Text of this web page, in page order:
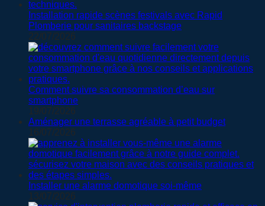
Installation rapide scènes festivals avec Rapid
Plomberie pour sanitaires backstage
22/07/2026
Comment suivre sa consommation d’eau sur
smartphone
19/07/2026
Aménager une terrasse agréable à petit budget
16/07/2026
Installer une alarme domotique soi-même
13/07/2026